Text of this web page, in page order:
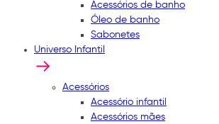
Acessórios de banho
Óleo de banho
Sabonetes
Universo Infantil
Acessórios
Acessório infantil
Acessórios mães